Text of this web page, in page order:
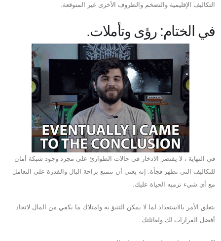
التكاليف الإقليمية والتضخم والظروف الأخرى غير المتوقعة.
في الختام: رؤى وتأملات.
في النهاية ، لا يقتصر الادخار في حالات الطوارئ على مجرد وجود شبكة أمان
للتكاليف التي تظهر فجأة. إنه يعني أن تتمتع براحة البال والقدرة على التعامل
مع أي شيء ترميه الحياة عليك.
يتعلق الأمر بالاستعداد لما لا يمكن التنبؤ به وامتلاك ما يكفي من المال لاتخاذ
أفضل القرارات لك ولعائلتك.